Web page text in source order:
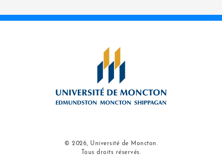
© 2026, Université de Moncton.
Tous droits réservés.